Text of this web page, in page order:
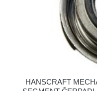
HANSCRAFT